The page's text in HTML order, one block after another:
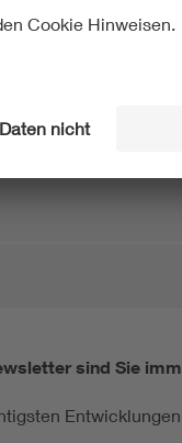
sind Sie